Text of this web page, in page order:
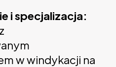
i specjalizacja:
w windykacji na